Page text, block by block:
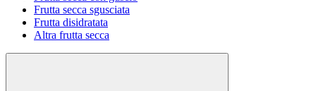
Frutta secca sgusciata
Frutta disidratata
Altra frutta secca